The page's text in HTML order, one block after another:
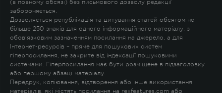
(в повному обсязі) без письмового дозволу редакції
забороняється.
Дозволяється републікація та цитування статей обсягом не
більше 250 знаків для одного інформаційного матеріалу, з
обов'язковим зазначенням посилання на джерело, а для
Інтернет-ресурсів – пряме для пошукових систем
гіперпосилання, не закрите від індексації пошуковими
системами. Гіперпосилання має бути розміщене в підзаголовку
або першому абзаці матеріалу.
Передрук, копіювання, відтворення або інше використання
матеріалів, які містять посилання на rexfeatures.com або